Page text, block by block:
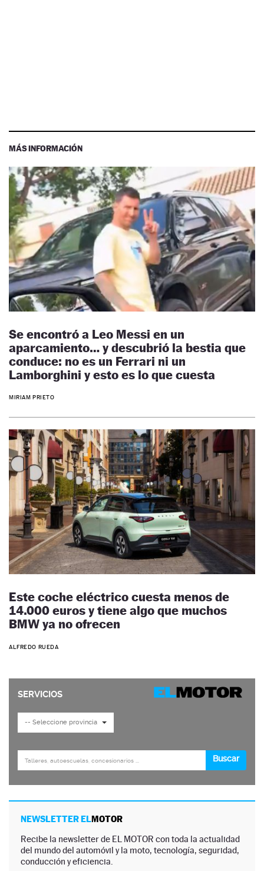
MÁS INFORMACIÓN
Se encontró a Leo Messi en un
aparcamiento… y descubrió la bestia que
conduce: no es un Ferrari ni un
Lamborghini y esto es lo que cuesta
MIRIAM PRIETO
Este coche eléctrico cuesta menos de
14.000 euros y tiene algo que muchos
BMW ya no ofrecen
ALFREDO RUEDA
NEWSLETTER ELMOTOR
Recibe la newsletter de EL MOTOR con toda la actualidad
del mundo del automóvil y la moto, tecnología, seguridad,
conducción y eficiencia.